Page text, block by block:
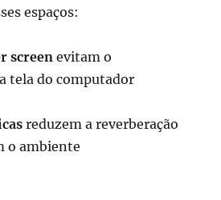
espaços:
screen evitam o
tela do computador
reduzem a reverberação
o ambiente